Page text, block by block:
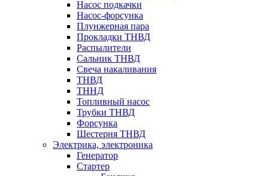
Насос подкачки
Насос-форсунка
Плунжерная пара
Прокладки ТНВД
Распылители
Сальник ТНВД
Свеча накаливания
ТНВД
ТННД
Топливный насос
Трубки ТНВД
Форсунка
Шестерня ТНВД
Электрика, электроника
Генератор
Стартер